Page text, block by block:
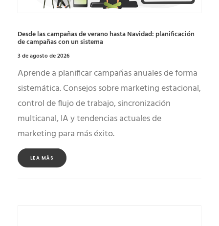
Desde las campañas de verano hasta Navidad: planificación
de campañas con un sistema
3 de agosto de 2026
Aprende a planificar campañas anuales de forma
sistemática. Consejos sobre marketing estacional,
control de flujo de trabajo, sincronización
multicanal, IA y tendencias actuales de
marketing para más éxito.
LEA MÁS